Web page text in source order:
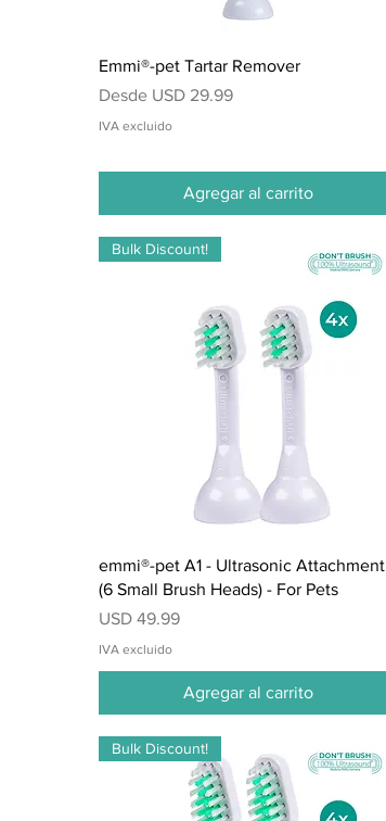
Vista rápida
Emmi®-pet Tartar Remover
Desde USD 29.99
Precio de oferta
IVA excluido
Agregar al carrito
Vista rápida
Bulk Discount!
emmi®-pet A1 - Ultrasonic Attachment
(6 Small Brush Heads) - For Pets
Precio
USD 49.99
IVA excluido
Agregar al carrito
Bulk Discount!